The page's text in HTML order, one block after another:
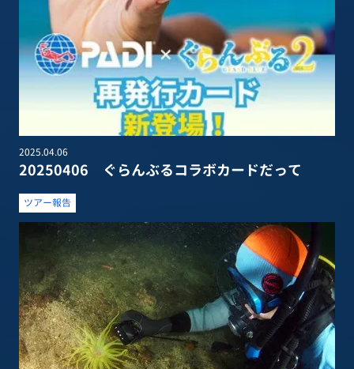
2025.04.06
20250406 ぐらんぶるコラボカードだって
ツアー報告